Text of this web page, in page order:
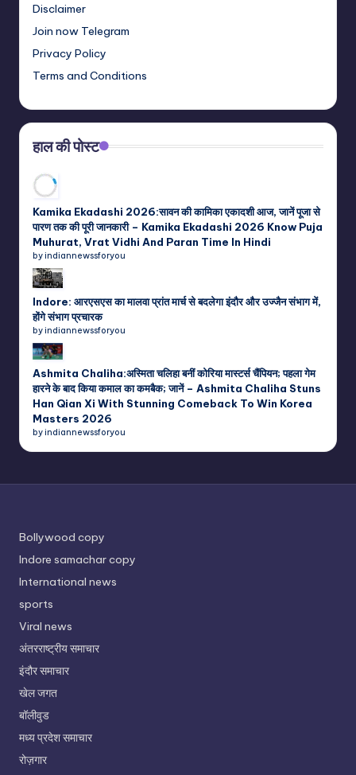
Disclaimer
Join now Telegram
Privacy Policy
Terms and Conditions
हाल की पोस्ट
Kamika Ekadashi 2026:सावन की कामिका एकादशी आज, जानें पूजा से
पारण तक की पूरी जानकारी – Kamika Ekadashi 2026 Know Puja
Muhurat, Vrat Vidhi And Paran Time In Hindi
by indiannewssforyou
Indore: आरएसएस का मालवा प्रांत मार्च से बदलेगा इंदौर और उज्जैन संभाग में,
होंगे संभाग प्रचारक
by indiannewssforyou
Ashmita Chaliha:अस्मिता चलिहा बनीं कोरिया मास्टर्स चैंपियन; पहला गेम
हारने के बाद किया कमाल का कमबैक; जानें – Ashmita Chaliha Stuns
Han Qian Xi With Stunning Comeback To Win Korea
Masters 2026
by indiannewssforyou
Bollywood copy
Indore samachar copy
International news
sports
Viral news
अंतरराष्ट्रीय समाचार
इंदौर समाचार
खेल जगत
बॉलीवुड
मध्य प्रदेश समाचार
रोज़गार